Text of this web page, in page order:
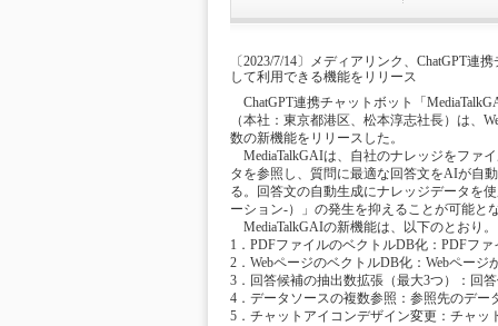
〔2023/7/14〕メディアリンク、ChatGPT連
して利用できる機能をリリース
ChatGPT連携チャットボット「
（本社：東京都港区、松本淳志社長）は、
数の新機能をリリースした。
MediaTalkGAIは、自社のナレッジをファ
タを参照し、質問に最適な回答文をAIが自
る。回答文の自動生成にナレッジデータを
ーション-）」の発生を抑えることが可能とな
MediaTalkGAIの新機能は、以下のとおり。
1．PDFファイルのベクトルDB化：PDFフ
2．WebページのベクトルDB化：Webペー
3．回答候補の抽出数拡張（最大3つ）：回
4．データソースの複数参照：参照先のデ
5．チャットアイコンデザイン変更：チャ